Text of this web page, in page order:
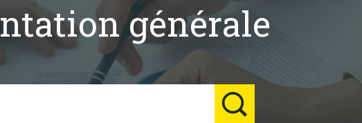
générale